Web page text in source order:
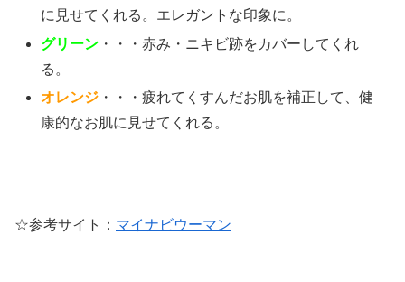
に見せてくれる。エレガントな印象に。
グリーン ・・・赤み・ニキビ跡をカバーしてくれ
る。
オレンジ ・・・疲れてくすんだお肌を補正して、健
康的なお肌に見せてくれる。
☆参考サイト： マイナビウーマン